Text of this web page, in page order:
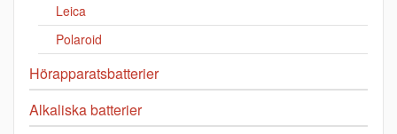
Leica
Polaroid
Hörapparatsbatterier
Alkaliska batterier